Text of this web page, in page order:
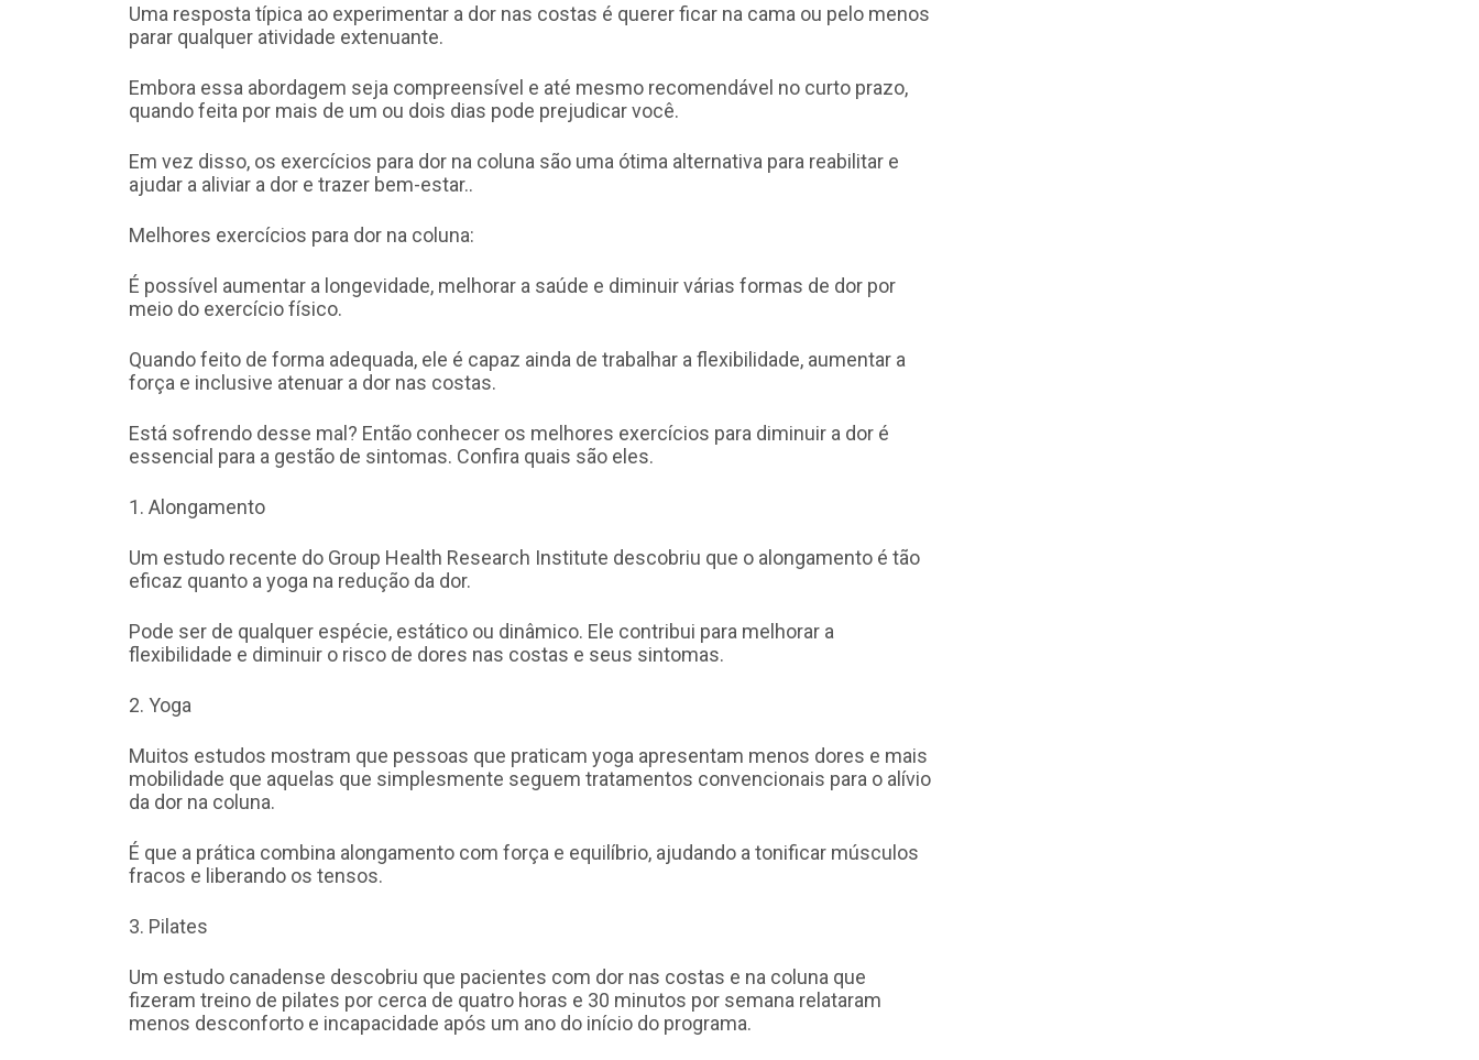
Uma resposta típica ao experimentar a dor nas costas é querer ficar na cama ou pelo menos
parar qualquer atividade extenuante.
Embora essa abordagem seja compreensível e até mesmo recomendável no curto prazo,
quando feita por mais de um ou dois dias pode prejudicar você.
Em vez disso, os exercícios para dor na coluna são uma ótima alternativa para reabilitar e
ajudar a aliviar a dor e trazer bem-estar..
Melhores exercícios para dor na coluna:
É possível aumentar a longevidade, melhorar a saúde e diminuir várias formas de dor por
meio do exercício físico.
Quando feito de forma adequada, ele é capaz ainda de trabalhar a flexibilidade, aumentar a
força e inclusive atenuar a dor nas costas.
Está sofrendo desse mal? Então conhecer os melhores exercícios para diminuir a dor é
essencial para a gestão de sintomas. Confira quais são eles.
1. Alongamento
Um estudo recente do Group Health Research Institute descobriu que o alongamento é tão
eficaz quanto a yoga na redução da dor.
Pode ser de qualquer espécie, estático ou dinâmico. Ele contribui para melhorar a
flexibilidade e diminuir o risco de dores nas costas e seus sintomas.
2. Yoga
Muitos estudos mostram que pessoas que praticam yoga apresentam menos dores e mais
mobilidade que aquelas que simplesmente seguem tratamentos convencionais para o alívio
da dor na coluna.
É que a prática combina alongamento com força e equilíbrio, ajudando a tonificar músculos
fracos e liberando os tensos.
3. Pilates
Um estudo canadense descobriu que pacientes com dor nas costas e na coluna que
fizeram treino de pilates por cerca de quatro horas e 30 minutos por semana relataram
menos desconforto e incapacidade após um ano do início do programa.